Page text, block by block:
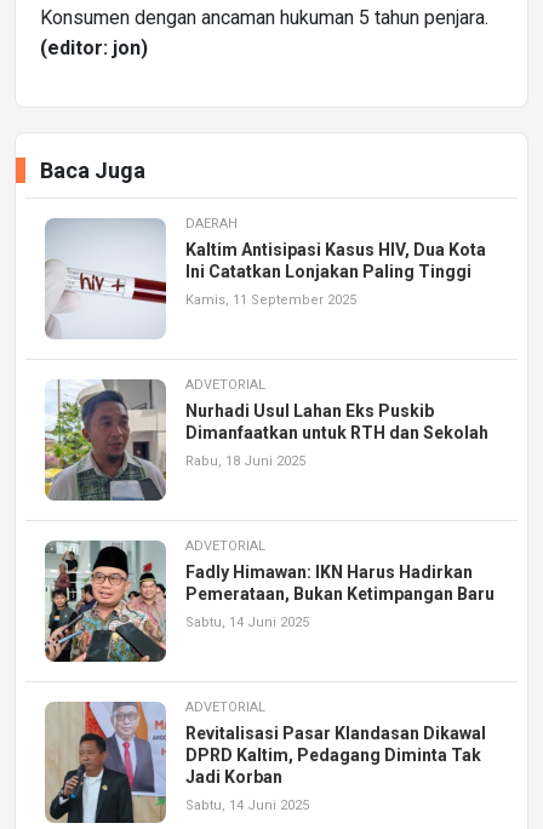
Konsumen dengan ancaman hukuman 5 tahun penjara.
(editor: jon)
Baca Juga
DAERAH
Kaltim Antisipasi Kasus HIV, Dua Kota
Ini Catatkan Lonjakan Paling Tinggi
Kamis, 11 September 2025
ADVETORIAL
Nurhadi Usul Lahan Eks Puskib
Dimanfaatkan untuk RTH dan Sekolah
Rabu, 18 Juni 2025
ADVETORIAL
Fadly Himawan: IKN Harus Hadirkan
Pemerataan, Bukan Ketimpangan Baru
Sabtu, 14 Juni 2025
ADVETORIAL
Revitalisasi Pasar Klandasan Dikawal
DPRD Kaltim, Pedagang Diminta Tak
Jadi Korban
Sabtu, 14 Juni 2025